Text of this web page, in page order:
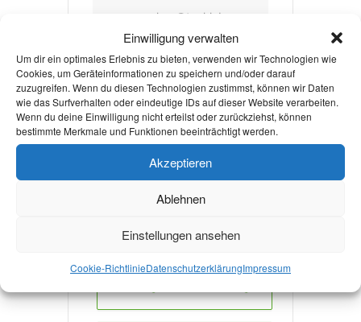
Einwilligung verwalten
Um dir ein optimales Erlebnis zu bieten, verwenden wir Technologien wie
Cookies, um Geräteinformationen zu speichern und/oder darauf
zuzugreifen. Wenn du diesen Technologien zustimmst, können wir Daten
wie das Surfverhalten oder eindeutige IDs auf dieser Website verarbeiten.
Wenn du deine Einwilligung nicht erteilst oder zurückziehst, können
bestimmte Merkmale und Funktionen beeinträchtigt werden.
Akzeptieren
Ablehnen
Einstellungen ansehen
Cookie-RichtlinieDatenschutzerklärungImpressum
aachen@techlabs.org
WEBSITE
https://www.techlabs.
org/location/aachen/
Mehr Infos!